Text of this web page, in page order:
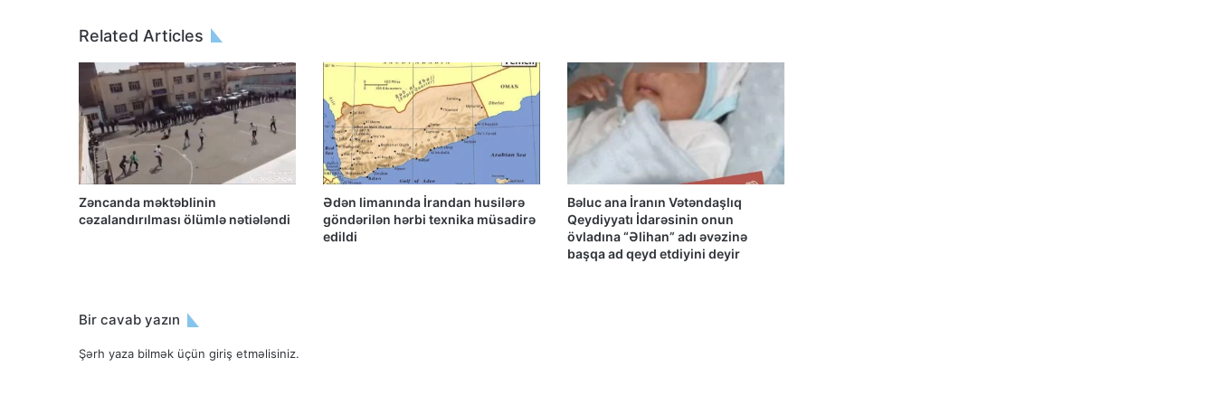
Rusiyada Xəzər dənizi sammiti
keçiriləcək
Qacar Şahlarının İtən Qəbirləri və Gizli
Vəsiyyətnamə — Princess Məryəm
Fəruqi Qacar ilə Özəl Müsahibə
Güney Azərbaycan təşkilatları və
partiyalarının bəyanatı
Related Articles
Zəncanda məktəblinin
cəzalandırılması ölümlə nətiələndi
Ədən limanında İrandan husilərə
göndərilən hərbi texnika müsadirə
edildi
Bəluc ana İranın Vətəndaşlıq
Qeydiyyatı İdarəsinin onun
övladına “Əlihan” adı əvəzinə
başqa ad qeyd etdiyini deyir
Bir cavab yazın
Şərh yaza bilmək üçün giriş etməlisiniz.